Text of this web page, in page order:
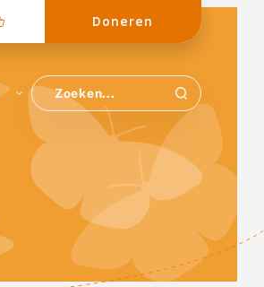
Doneren